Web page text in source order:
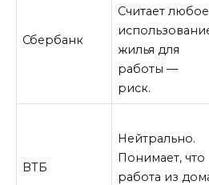
Сбербанк
Считает любое
жилья для
работы —
риск.
ВТБ
Нейтрально.
Понимает, что
работа из